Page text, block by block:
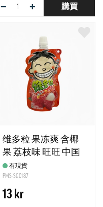
− + 購買
维多粒 果冻爽 含椰
果 荔枝味 旺旺 中国
有現貨
PMS-SG0187
13 kr